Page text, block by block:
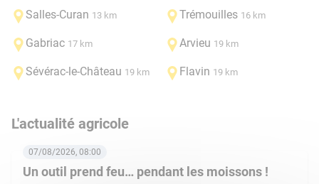
Salles-Curan 13 km Trémouilles 16 km
Gabriac 17 km Arvieu 19 km
Sévérac-le-Château 19 km Flavin 19 km
L'actualité agricole
Un outil prend feu… pendant les moissons !
07/08/2026, 08:00